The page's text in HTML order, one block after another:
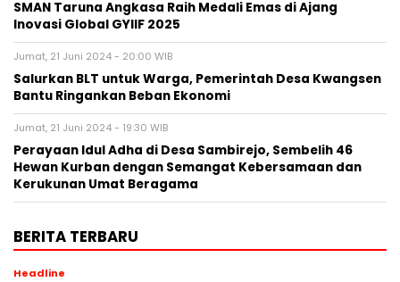
SMAN Taruna Angkasa Raih Medali Emas di Ajang
Inovasi Global GYIIF 2025
Jumat, 21 Juni 2024 - 20:00 WIB
Salurkan BLT untuk Warga, Pemerintah Desa Kwangsen
Bantu Ringankan Beban Ekonomi
Jumat, 21 Juni 2024 - 19:30 WIB
Perayaan Idul Adha di Desa Sambirejo, Sembelih 46
Hewan Kurban dengan Semangat Kebersamaan dan
Kerukunan Umat Beragama
BERITA TERBARU
Headline